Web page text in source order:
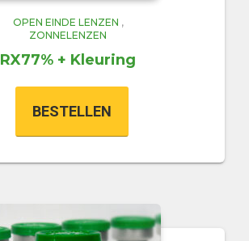
OPEN EINDE LENZEN ,
ZONNELENZEN
RX77% + Kleuring
BESTELLEN